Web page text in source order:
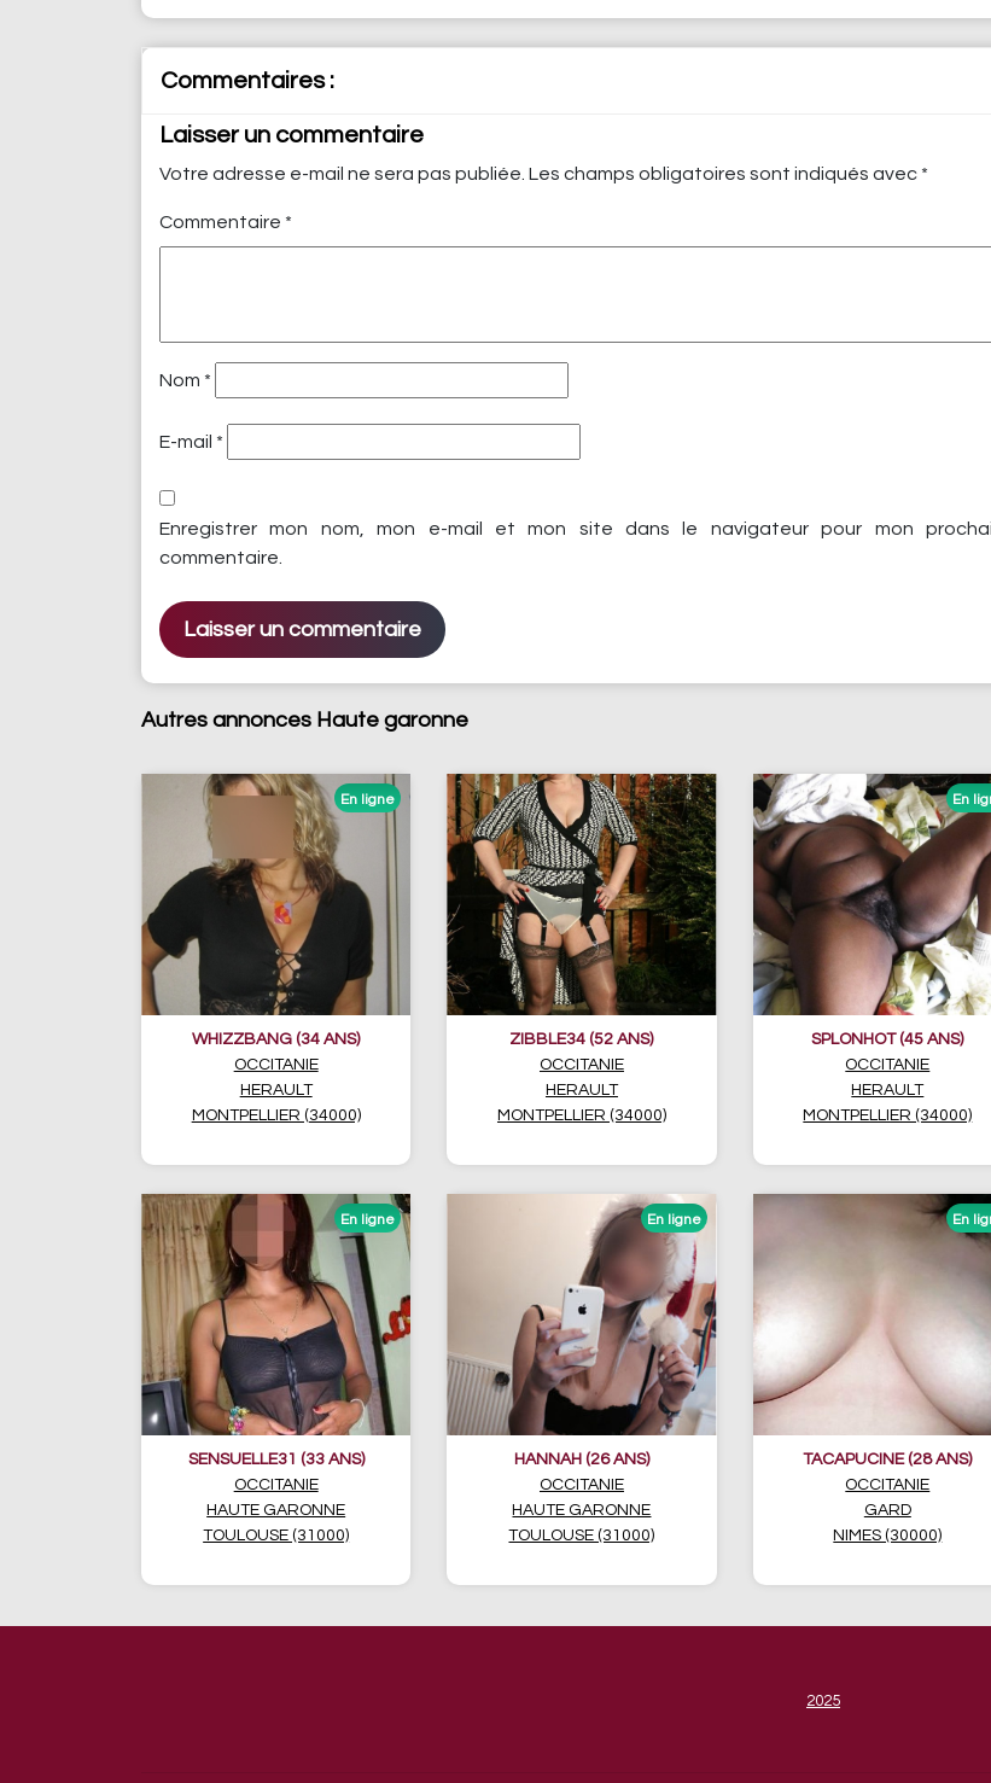
Commentaires :
Laisser un commentaire
Votre adresse e-mail ne sera pas publiée. Les champs obligatoires sont indiqués avec *
Commentaire *
Nom *
E-mail *
Enregistrer mon nom, mon e-mail et mon site dans le navigateur pour mon
commentaire.
Autres annonces Haute garonne
WHIZZBANG (34 ANS)
OCCITANIE
HERAULT
MONTPELLIER (34000)
ZIBBLE34 (52 ANS)
OCCITANIE
HERAULT
MONTPELLIER (34000)
SPLONHOT (45 ANS)
OCCITANIE
HERAULT
MONTPELLIER (34000)
SENSUELLE31 (33 ANS)
OCCITANIE
HAUTE GARONNE
TOULOUSE (31000)
HANNAH (26 ANS)
OCCITANIE
HAUTE GARONNE
TOULOUSE (31000)
TACAPUCINE (28 ANS)
OCCITANIE
GARD
NIMES (30000)
2025